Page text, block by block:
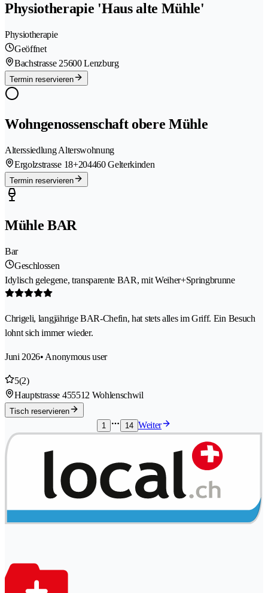
Physiotherapie 'Haus alte Mühle'
Physiotherapie
Geöffnet
Bachstrasse 25600 Lenzburg
Termin reservieren
Wohngenossenschaft obere Mühle
Alterssiedlung Alterswohnung
Ergolzstrasse 18+204460 Gelterkinden
Termin reservieren
Mühle BAR
Bar
Geschlossen
Idylisch gelegene, transparente BAR, mit Weiher+Springbrunne
Chrigeli, langjährige BAR-Chefin, hat stets alles im Griff. Ein Besuch
lohnt sich immer wieder.
Juni 2026• Anonymous user
5(2)
Hauptstrasse 455512 Wohlenschwil
Tisch reservieren
1
14 Weiter